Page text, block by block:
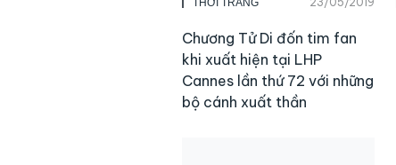
Chương Tử Di đốn tim fan
khi xuất hiện tại LHP
Cannes lần thứ 72 với những
bộ cánh xuất thần